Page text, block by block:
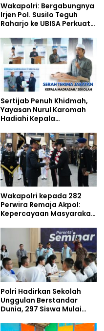
Wakapolri: Bergabungnya
Irjen Pol. Susilo Teguh
Raharjo ke UBISA Perkuat
Studi Kepolisian
Sertijab Penuh Khidmah,
Yayasan Nurul Karomah
Hadiahi Kepala
Umrah
Wakapolri kepada 282
Perwira Remaja Akpol:
Kepercayaan Masyarakat
Polri Hadirkan Sekolah
Unggulan Berstandar
Dunia, 297 Siswa Mulai